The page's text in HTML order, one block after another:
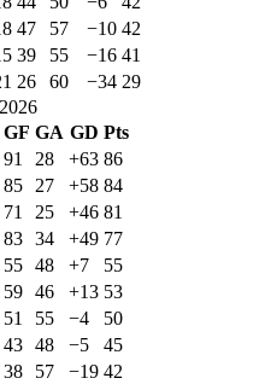
47 57 −10 42
39 55 −16 41
26 60 −34 29
GF GA GD Pts
91 28 +63 86
85 27 +58 84
71 25 +46 81
83 34 +49 77
55 48 +7
55
59 46 +13 53
51 55 −4
50
43 48 −5
45
38 57 −19 42